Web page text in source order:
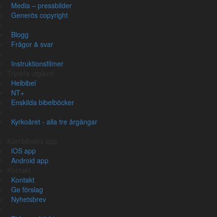
Media – pressbilder
Generös copyright
Blogg
Frågor & svar
Instruktionsfilmer
Helbibel
NT+
Enskilda bibelböcker
Kyrkoåret - alla tre årgångar
iOS app
Android app
Kontakt
Ge förslag
Nyhetsbrev
Om översättningen
Om Kärnbibeln
Vittnesbörd
Generös copyright
Blogg
Om Bibeln
Alla svenska översättningar
Uttryck och stilfigurer
Vad är en Kiasm?